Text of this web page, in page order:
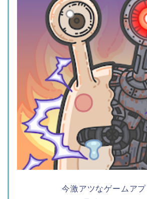
今激アツなゲームアプ